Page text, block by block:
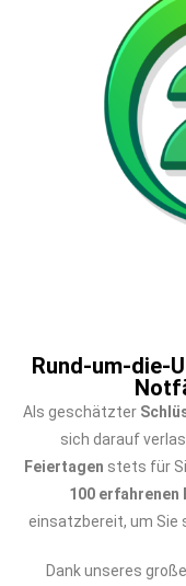
Rund-um-die-
Als geschätzter
sich darauf
Feiertagen stets für
100 erfahrenen
einsatzbereit, um Sie
Dank unseres